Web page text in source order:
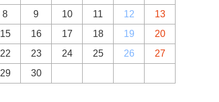
8 9 10 11 12
13
15 16 17 18 19
20
22 23 24 25 26
27
29 30